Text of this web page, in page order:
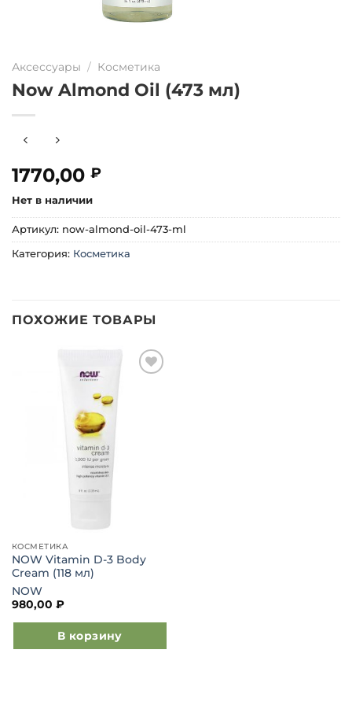
Аксессуары / Косметика
Now Almond Oil (473 мл)
1770,00 ₽
Нет в наличии
Артикул: now-almond-oil-473-ml
Категория: Косметика
ПОХОЖИЕ ТОВАРЫ
КОСМЕТИКА
NOW Vitamin D-3 Body
Cream (118 мл)
NOW
980,00 ₽
В корзину